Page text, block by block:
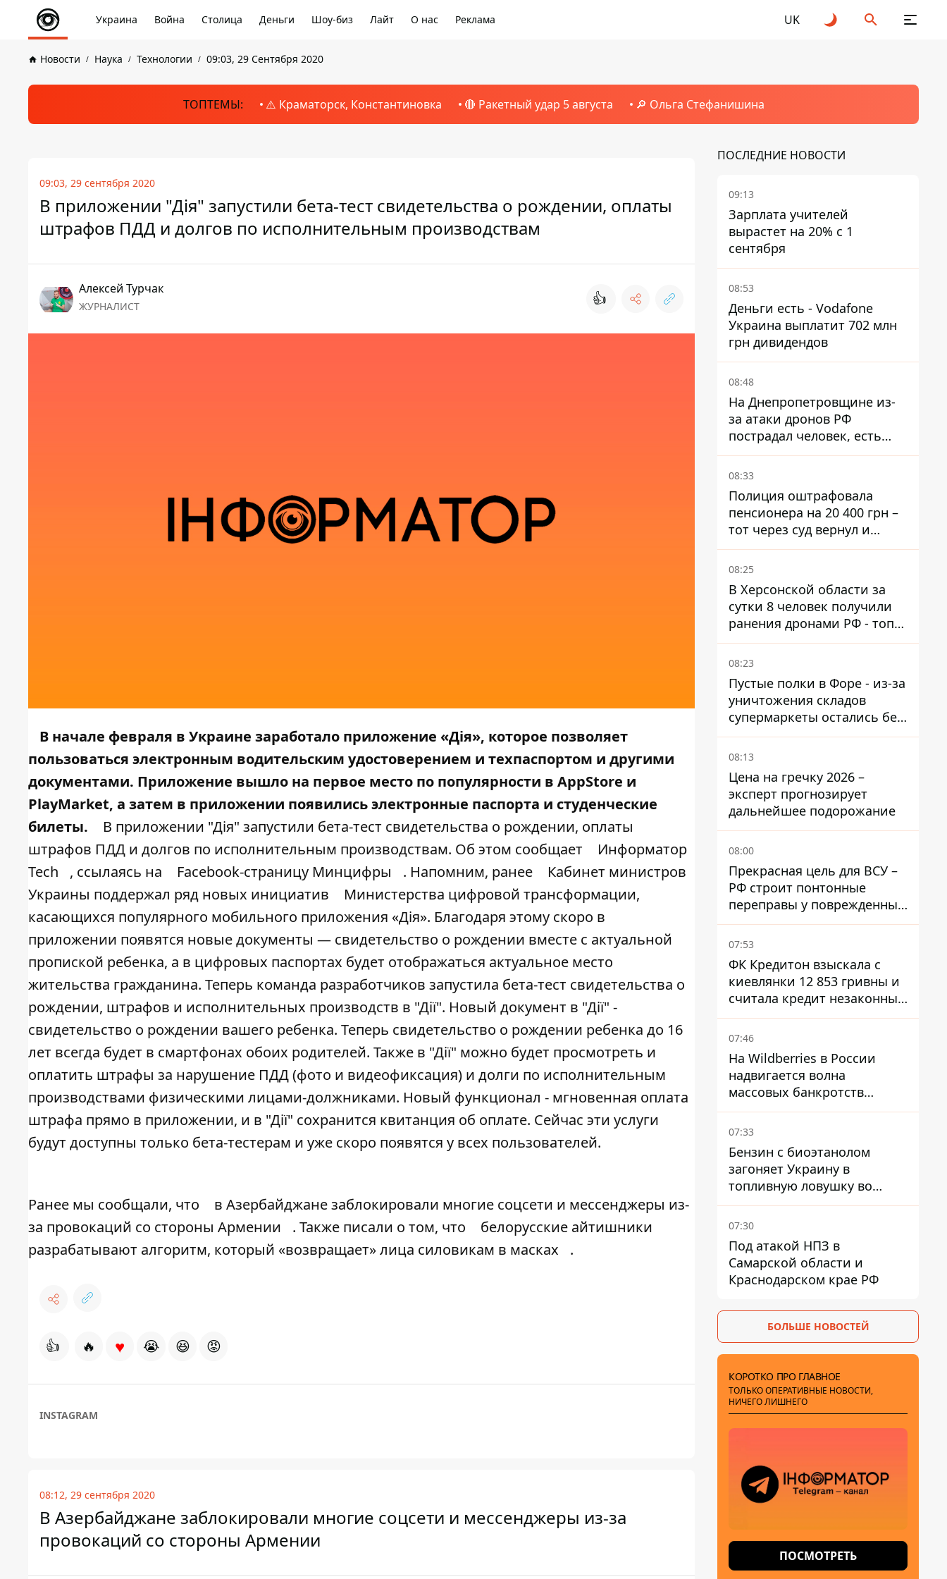
Украина Война Столица Деньги Шоу-биз Лайт О нас Реклама UK
Новости Наука Технологии 09:03, 29 Сентября 2020
ТОПТЕМЫ: ⚠️ Краматорск, Константиновка 🔴 Ракетный удар 5 августа 🔎 Ольга Стефанишина
09:03, 29 сентября 2020
В приложении "Дія" запустили бета-тест свидетельства о рождении, оплаты
штрафов ПДД и долгов по исполнительным производствам
Алексей Турчак
ЖУРНАЛИСТ 👍
В начале февраля в Украине заработало приложение «Дія», которое позволяет
пользоваться электронным водительским удостоверением и техпаспортом и другими
документами. Приложение вышло на первое место по популярности в AppStore и
PlayMarket, а затем в приложении появились электронные паспорта и студенческие
билеты.
В приложении "Дія" запустили бета-тест свидетельства о рождении, оплаты
штрафов ПДД и долгов по исполнительным производствам. Об этом сообщает
Информатор
Tech
, ссылаясь на Facebook-страницу Минцифры . Напомним, ранее
Кабинет министров
Украины поддержал ряд новых инициатив
Министерства цифровой трансформации,
касающихся популярного мобильного приложения «Дія». Благодаря этому скоро в
приложении появятся новые документы — свидетельство о рождении вместе с актуальной
пропиской ребенка, а в цифровых паспортах будет отображаться актуальное место
жительства гражданина. Теперь команда разработчиков запустила бета-тест свидетельства о
рождении, штрафов и исполнительных производств в "Дії". Новый документ в "Дії" -
свидетельство о рождении вашего ребенка. Теперь свидетельство о рождении ребенка до 16
лет всегда будет в смартфонах обоих родителей. Также в "Дії" можно будет просмотреть и
оплатить штрафы за нарушение ПДД (фото и видеофиксация) и долги по исполнительным
производствами физическими лицами-должниками. Новый функционал - мгновенная оплата
штрафа прямо в приложении, и в "Дії" сохранится квитанция об оплате. Сейчас эти услуги
будут доступны только бета-тестерам и уже скоро появятся у всех пользователей.
Ранее мы сообщали, что
в Азербайджане заблокировали многие соцсети и мессенджеры из-
за провокаций со стороны Армении
. Также писали о том, что
белорусские айтишники
разрабатывают алгоритм, который «возвращает» лица силовикам в масках
.
👍 🔥 ♥ 😭 😆 😡
INSTAGRAM
08:12, 29 сентября 2020
В Азербайджане заблокировали многие соцсети и мессенджеры из-за
провокаций со стороны Армении
ПОСЛЕДНИЕ НОВОСТИ
09:13
Зарплата учителей
вырастет на 20% с 1
сентября
08:53
Деньги есть - Vodafone
Украина выплатит 702 млн
грн дивидендов
08:48
На Днепропетровщине из-
за атаки дронов РФ
пострадал человек, есть
пожары и повреждения
08:33
Полиция оштрафовала
пенсионера на 20 400 грн –
тот через суд вернул и
деньги, и получил 3 тыс.
грн морального вреда
08:25
В Херсонской области за
сутки 8 человек получили
ранения дронами РФ - топ
опасных районов
08:23
Пустые полки в Форе - из-за
уничтожения складов
супермаркеты остались без
ассортимента
08:13
Цена на гречку 2026 –
эксперт прогнозирует
дальнейшее подорожание
08:00
Прекрасная цель для ВСУ –
РФ строит понтонные
переправы у поврежденных
мостов на ТОТ
07:53
ФК Кредитон взыскала с
киевлянки 12 853 гривны и
считала кредит незаконным
- что решил суд
07:46
На Wildberries в России
надвигается волна
массовых банкротств
продавцов - Reuters
07:33
Бензин с биоэтанолом
загоняет Украину в
топливную ловушку во
время войны - Сергей Куюн
07:30
Под атакой НПЗ в
Самарской области и
Краснодарском крае РФ
БОЛЬШЕ НОВОСТЕЙ
КОРОТКО ПРО ГЛАВНОЕ
ТОЛЬКО ОПЕРАТИВНЫЕ НОВОСТИ,
НИЧЕГО ЛИШНЕГО
ПОСМОТРЕТЬ